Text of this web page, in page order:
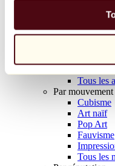
Parcourir
Tous les
Tous les
Tous les
Par mouvement
Cubisme
Art naïf
Pop Art
Fauvisme
Tous les